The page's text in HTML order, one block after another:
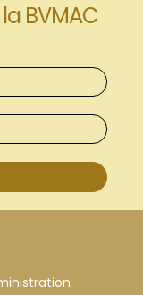
BVMAC